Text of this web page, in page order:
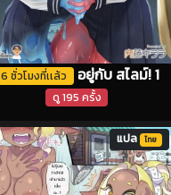
6 ชั่วโมงที่เเล้ว อยู่กับ สไลม์! 1
ดู 195 ครั้ง
แปล ไทย